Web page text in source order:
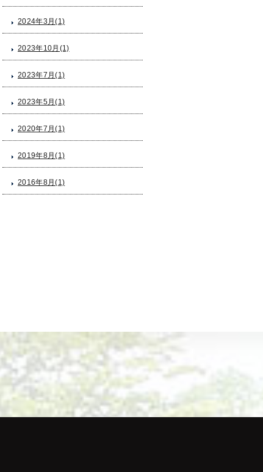
2024年3月(1)
2023年10月(1)
2023年7月(1)
2023年5月(1)
2020年7月(1)
2019年8月(1)
2016年8月(1)